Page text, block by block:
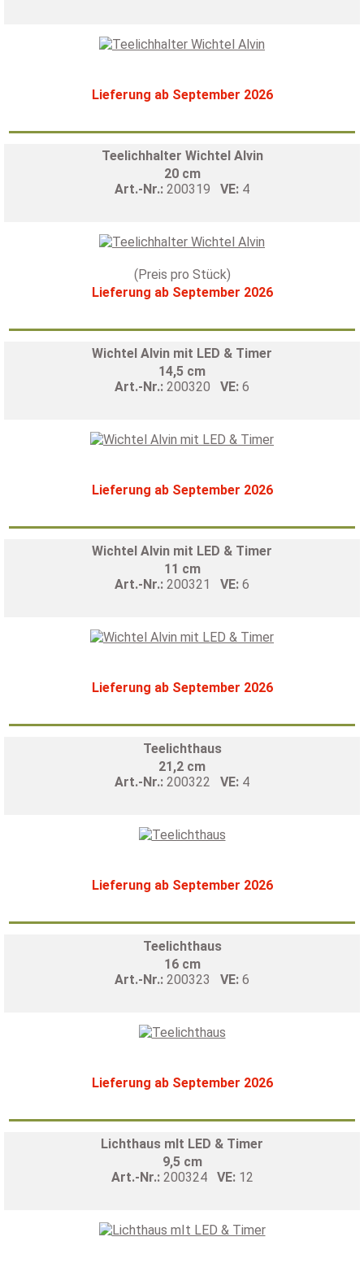
Lieferung ab September 2026
Teelichhalter Wichtel Alvin
20 cm
Art.-Nr.: 200319 VE: 4
(Preis pro Stück)
Lieferung ab September 2026
Wichtel Alvin mit LED & Timer
14,5 cm
Art.-Nr.: 200320 VE: 6
Lieferung ab September 2026
Wichtel Alvin mit LED & Timer
11 cm
Art.-Nr.: 200321 VE: 6
Lieferung ab September 2026
Teelichthaus
21,2 cm
Art.-Nr.: 200322 VE: 4
Lieferung ab September 2026
Teelichthaus
16 cm
Art.-Nr.: 200323 VE: 6
Lieferung ab September 2026
Lichthaus mIt LED & Timer
9,5 cm
Art.-Nr.: 200324 VE: 12